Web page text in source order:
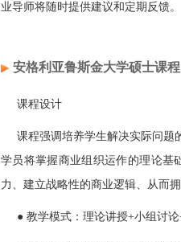
业导师将随时提供建议和定期反馈。
安格利亚鲁斯金大学硕士课程
课程设计
课程强调培养学生解决实际问题
学员将掌握商业组织运作的理论基
力、建立战略性的商业逻辑、从而
● 教学模式：理论讲授+小组讨论